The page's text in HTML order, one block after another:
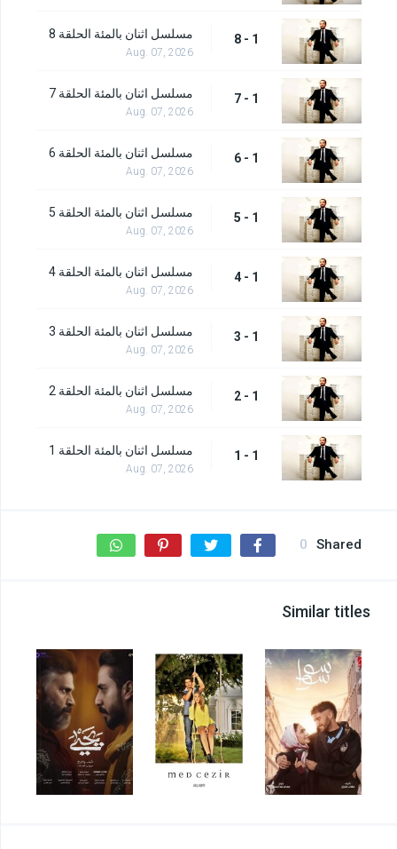
1 - 8 مسلسل اثنان بالمئة الحلقة 8
Aug. 07, 2026
1 - 7 مسلسل اثنان بالمئة الحلقة 7
Aug. 07, 2026
1 - 6 مسلسل اثنان بالمئة الحلقة 6
Aug. 07, 2026
1 - 5 مسلسل اثنان بالمئة الحلقة 5
Aug. 07, 2026
1 - 4 مسلسل اثنان بالمئة الحلقة 4
Aug. 07, 2026
1 - 3 مسلسل اثنان بالمئة الحلقة 3
Aug. 07, 2026
1 - 2 مسلسل اثنان بالمئة الحلقة 2
Aug. 07, 2026
1 - 1 مسلسل اثنان بالمئة الحلقة 1
Aug. 07, 2026
Shared
0
Similar titles